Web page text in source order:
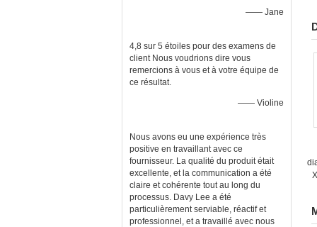
—— Jane
4,8 sur 5 étoiles pour des examens de
client Nous voudrions dire vous
remercions à vous et à votre équipe de
ce résultat.
—— Violine
Nous avons eu une expérience très
positive en travaillant avec ce
fournisseur. La qualité du produit était
excellente, et la communication a été
claire et cohérente tout au long du
processus. Davy Lee a été
particulièrement serviable, réactif et
professionnel, et a travaillé avec nous